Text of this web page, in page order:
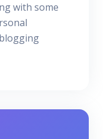
with some